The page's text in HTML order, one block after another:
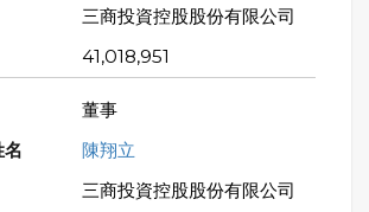
三商投資控股股份有限公司
41,018,951
董事
陳翔立
三商投資控股股份有限公司